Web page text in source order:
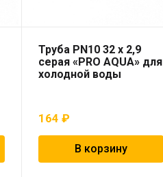
Труба PN10 32 x 2,9
серая «PRO AQUA» для
холодной воды
164₽
В корзину